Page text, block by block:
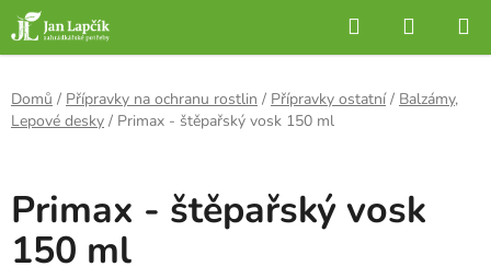
Přejít
na
obsah
Hledat
KOŠÍK
Domů / Přípravky na ochranu rostlin / Přípravky ostatní / Balzámy,
Lepové desky / Primax - štěpařský vosk 150 ml
Primax - štěpařský vosk
150 ml